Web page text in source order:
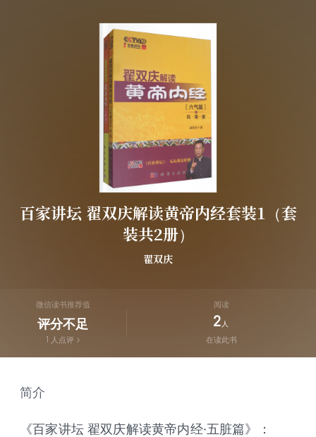
百家讲坛 翟双庆解读黄帝内经套装1（套
装共2册）
翟双庆
微信读书推荐值
评分不足
人点评
阅读
2 人
在读此书
简介
《百家讲坛 翟双庆解读黄帝内经·五脏篇》：